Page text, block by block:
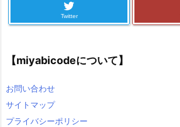
Twitter
【miyabicodeについて】
お問い合わせ
サイトマップ
プライバシーポリシー